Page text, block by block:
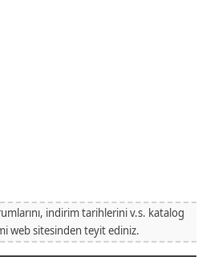
indirim tarihlerini v.s. katalog
web sitesinden teyit ediniz.